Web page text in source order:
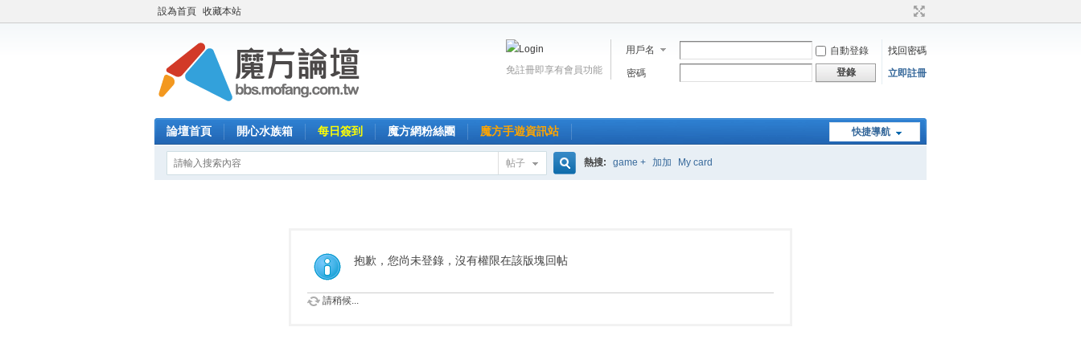
設為首頁 收藏本站
用戶名 自動登錄
找回密碼
密碼
登錄 立即註冊
免註冊即享有會員功能
快捷導航
論壇首頁 開心水族箱 每日簽到 魔方網粉絲團 魔方手遊資訊站
帖子
索
熱搜: game + 加加 My card
抱歉，您尚未登錄，沒有權限在該版塊回帖
請稍候...